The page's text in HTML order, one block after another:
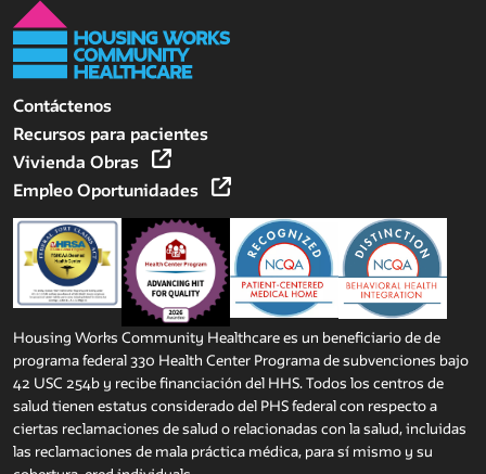
Contáctenos
Recursos para pacientes
Vivienda Obras
Empleo Oportunidades
Housing Works Community Healthcare es un beneficiario de de
programa federal 330 Health Center Programa de subvenciones bajo
42 USC 254b y recibe financiación del HHS. Todos los centros de
salud tienen estatus considerado del PHS federal con respecto a
ciertas reclamaciones de salud o relacionadas con la salud, incluidas
las reclamaciones de mala práctica médica, para sí mismo y su